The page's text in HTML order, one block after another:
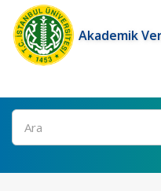
Akademik
Ara